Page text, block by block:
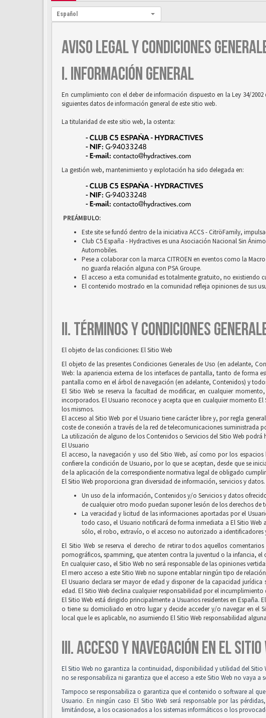
Idioma:
Español
AVISO LEGAL Y CONDICIONES
I. INFORMACIÓN GENERAL
En cumplimiento con el deber de información dispuesto en la Ley 34/
siguientes datos de información general de este sitio web.
La titularidad de este sitio web, la ostenta:
La gestión web, mantenimiento y explotación ha sido delegada en:
PREÁMBULO:
Este site se fundó dentro de la iniciativa ACCS - CitröFamily,
Club C5 España - Hydractives es una Asociación Nacional Sin
Automobiles.
Pese a colaborar con la marca CITROEN en eventos como la
no guarda relación alguna con PSA Groupe.
El acceso a esta comunidad es totalmente gratuito, no existiendo
El contenido mostrado en la comunidad refleja opiniones de sus
II. TÉRMINOS Y CONDICIONES
El objeto de las condiciones: El Sitio Web
El objeto de las presentes Condiciones Generales de Uso (en adelante,
Web: la apariencia externa de los interfaces de pantalla, tanto de forma
pantalla como en el árbol de navegación (en adelante, Contenidos) y
El Sitio Web se reserva la facultad de modificar, en cualquier
incorporados. El Usuario reconoce y acepta que en cualquier momento
los mismos.
El acceso al Sitio Web por el Usuario tiene carácter libre y, por regla
coste de conexión a través de la red de telecomunicaciones suministrada
La utilización de alguno de los Contenidos o Servicios del Sitio Web
El Usuario
El acceso, la navegación y uso del Sitio Web, así como por los
confiere la condición de Usuario, por lo que se aceptan, desde que se
de la aplicación de la correspondiente normativa legal de obligado
El Sitio Web proporciona gran diversidad de información, servicios y
Un uso de la información, Contenidos y/o Servicios y datos
de cualquier otro modo puedan suponer lesión de los derechos
La veracidad y licitud de las informaciones aportadas por el
todo caso, el Usuario notificará de forma inmediata a El Sitio
sólo, el robo, extravío, o el acceso no autorizado a
El Sitio Web se reserva el derecho de retirar todos aquellos
pornográficos, spamming, que atenten contra la juventud o la infancia,
En cualquier caso, el Sitio Web no será responsable de las opiniones
El mero acceso a este Sitio Web no supone entablar ningún tipo de
El Usuario declara ser mayor de edad y disponer de la capacidad
edad. El Sitio Web declina cualquier responsabilidad por el incumplimiento
El Sitio Web está dirigido principalmente a Usuarios residentes en
o tiene su domiciliado en otro lugar y decide acceder y/o navegar en el
local que le es aplicable, no asumiendo El Sitio Web responsabilidad
III. ACCESO Y NAVEGACIÓN EN EL
El Sitio Web no garantiza la continuidad, disponibilidad y utilidad del
no se responsabiliza ni garantiza que el acceso a este Sitio Web no vaya a
Tampoco se responsabiliza o garantiza que el contenido o software al
Usuario. En ningún caso El Sitio Web será responsable por las
limitándose, a los ocasionados a los sistemas informáticos o los